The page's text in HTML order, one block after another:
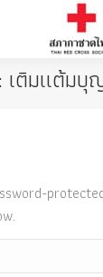
เติมเเต้